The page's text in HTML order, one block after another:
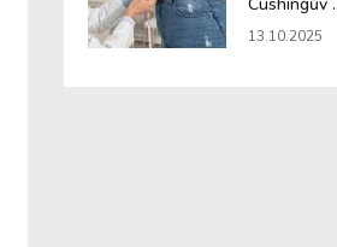
13.10.2025